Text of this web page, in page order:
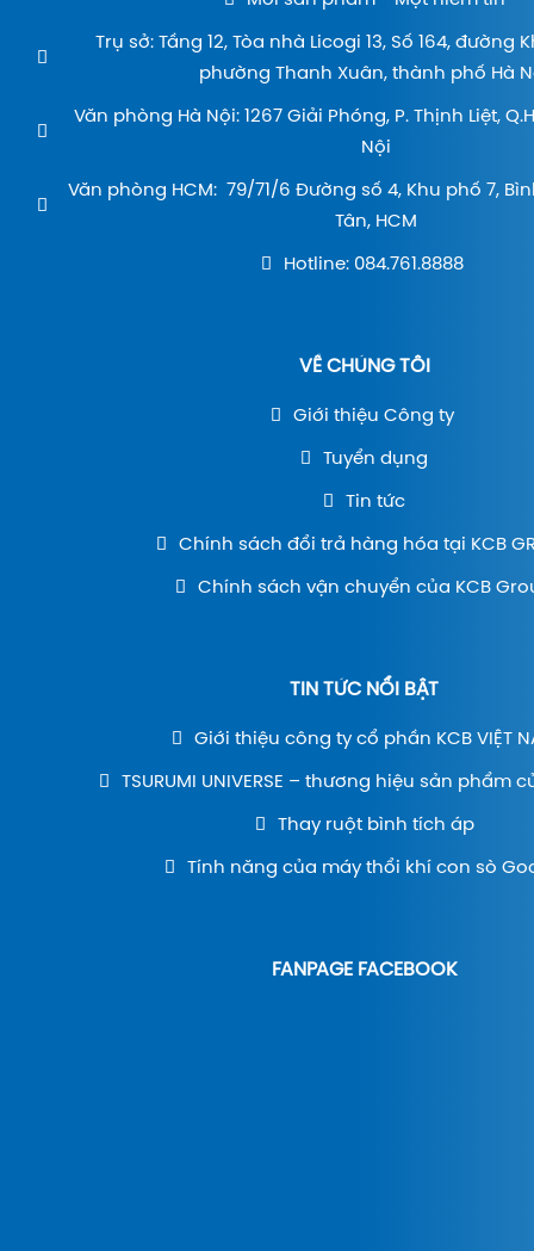
Trụ sở: Tầng 12, Tòa nhà Licogi 13, Số 164, đường
phường Thanh Xuân, thành phố Hà
Văn phòng Hà Nội: 1267 Giải Phóng, P. Thịnh Liệt,
Nội
Văn phòng HCM: 79/71/6 Đường số 4, Khu phố 7,
Tân, HCM
Hotline: 084.761.8888
VỀ CHÚNG TÔI
Giới thiệu Công ty
Tuyển dụng
Tin tức
Chính sách đổi trả hàng hóa tại KCB
Chính sách vận chuyển của KCB
TIN TỨC NỔI BẬT
Giới thiệu công ty cổ phần KCB VIỆT
TSURUMI UNIVERSE – thương hiệu sản phẩm
Thay ruột bình tích áp
Tính năng của máy thổi khí con sò
FANPAGE FACEBOOK